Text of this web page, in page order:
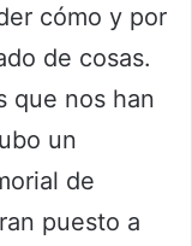
cómo y por
de cosas.
que nos han
un
de
puesto a